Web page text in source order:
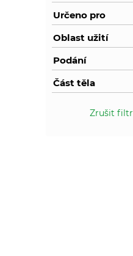
Určeno pro
Oblast užití
Podání
Část těla
Zrušit filtr